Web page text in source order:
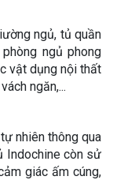
ngủ, tủ quần
ngủ phong
vật dụng nội thất
ngăn,...
nhiên thông qua
Indochine còn sử
giác ấm cúng,